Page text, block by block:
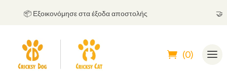
📦 Εξοικονόμησε στα έξοδα αποστολής
(0)